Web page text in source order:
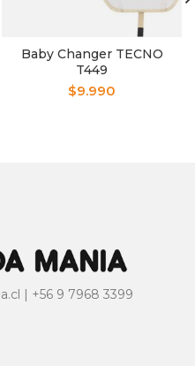
Baby Changer TECNO
T449
$9.990
| +56 9 7968 3399